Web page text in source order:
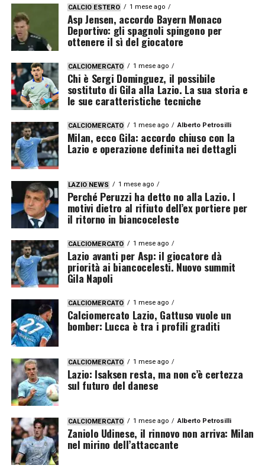
CALCIO ESTERO 1 mese ago
Asp Jensen, accordo Bayern Monaco
Deportivo: gli spagnoli spingono per
ottenere il sì del giocatore
CALCIOMERCATO 1 mese ago
Chi è Sergi Dominguez, il possibile
sostituto di Gila alla Lazio. La sua storia e
le sue caratteristiche tecniche
CALCIOMERCATO 1 mese ago Alberto Petrosilli
Milan, ecco Gila: accordo chiuso con la
Lazio e operazione definita nei dettagli
LAZIO NEWS 1 mese ago
Perché Peruzzi ha detto no alla Lazio. I
motivi dietro al rifiuto dell’ex portiere per
il ritorno in biancoceleste
CALCIOMERCATO 1 mese ago
Lazio avanti per Asp: il giocatore dà
priorità ai biancocelesti. Nuovo summit
Gila Napoli
CALCIOMERCATO 1 mese ago
Calciomercato Lazio, Gattuso vuole un
bomber: Lucca è tra i profili graditi
CALCIOMERCATO 1 mese ago
Lazio: Isaksen resta, ma non c’è certezza
sul futuro del danese
CALCIOMERCATO 1 mese ago Alberto Petrosilli
Zaniolo Udinese, il rinnovo non arriva: Milan
nel mirino dell’attaccante